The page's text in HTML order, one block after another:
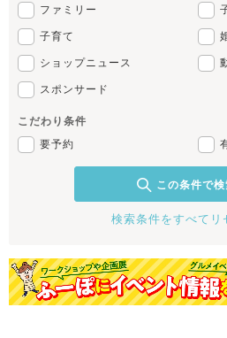
ファミリー
子育て
ショップニュース
スポンサード
こだわり条件
要予約
この条件で検
検索条件をすべてリ